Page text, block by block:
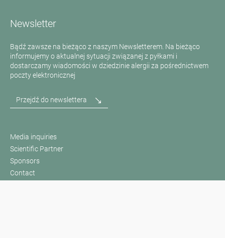
Newsletter
Bądź zawsze na bieżąco z naszym Newsletterem. Na bieżąco
informujemy o aktualnej sytuacji związanej z pyłkami i
dostarczamy wiadomości w dziedzinie alergii za pośrednictwem
poczty elektronicznej
Przejdź do newslettera
Media inquiries
Scientific Partner
Sponsors
Contact